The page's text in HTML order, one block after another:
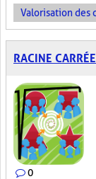
Valorisation des
RACINE
0